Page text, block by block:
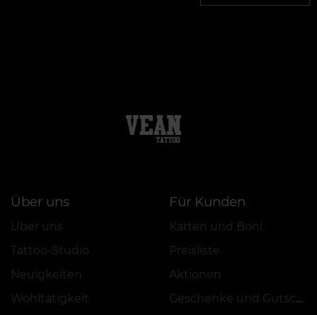
Über uns
Über uns
Tattoo-Studio
Neuigkeiten
Wohltätigkeit
Für Kunden
Karten und Boni
Preisliste
Aktionen
Geschenke und Gutscheine